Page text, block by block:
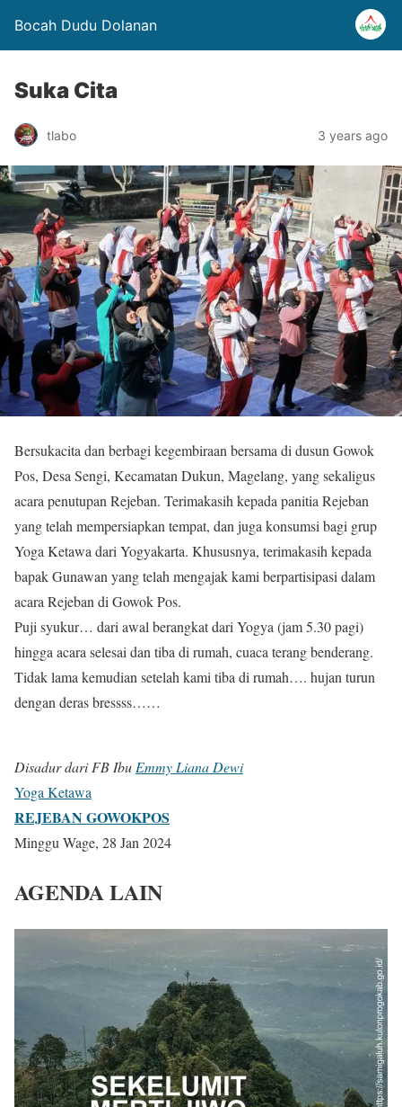
Bocah Dudu Dolanan
Suka Cita
tlabo 3 years ago
Bersukacita dan berbagi kegembiraan bersama di dusun Gowok
Pos, Desa Sengi, Kecamatan Dukun, Magelang, yang sekaligus
acara penutupan Rejeban. Terimakasih kepada panitia Rejeban
yang telah mempersiapkan tempat, dan juga konsumsi bagi grup
Yoga Ketawa dari Yogyakarta. Khususnya, terimakasih kepada
bapak Gunawan yang telah mengajak kami berpartisipasi dalam
acara Rejeban di Gowok Pos.
Puji syukur… dari awal berangkat dari Yogya (jam 5.30 pagi)
hingga acara selesai dan tiba di rumah, cuaca terang benderang.
Tidak lama kemudian setelah kami tiba di rumah…. hujan turun
dengan deras bressss……
Disadur dari FB IbuEmmy Liana Dewi
Yoga Ketawa
REJEBAN GOWOKPOS
Minggu Wage, 28 Jan 2024
AGENDA LAIN